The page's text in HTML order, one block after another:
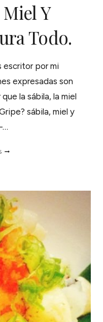
Miel Y
Todo.
escritor por mi
expresadas son
la sábila, la miel
sábila, miel y
LO
CURA
TODO.